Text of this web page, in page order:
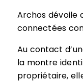
Archos dévoile
connectées
Au contact
la montre
propriétaire,